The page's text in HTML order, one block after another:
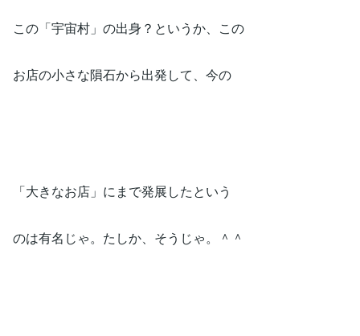
この「宇宙村」の出身？というか、この
お店の小さな隕石から出発して、今の
「大きなお店」にまで発展したという
のは有名じゃ。たしか、そうじゃ。＾＾